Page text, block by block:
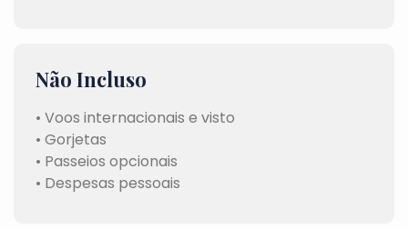
Não Incluso
• Voos internacionais e visto
• Gorjetas
• Passeios opcionais
• Despesas pessoais